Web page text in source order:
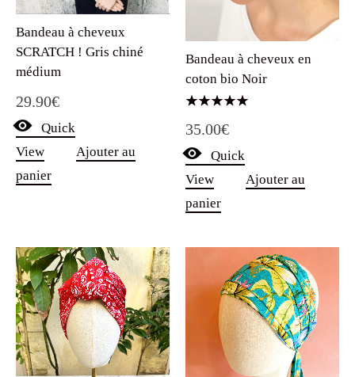
Bandeau à cheveux
SCRATCH ! Gris chiné
médium
29.90€
Quick
View
Ajouter au
panier
Bandeau à cheveux en
coton bio Noir
5.00
35.00€
Quick
View
Ajouter au
panier